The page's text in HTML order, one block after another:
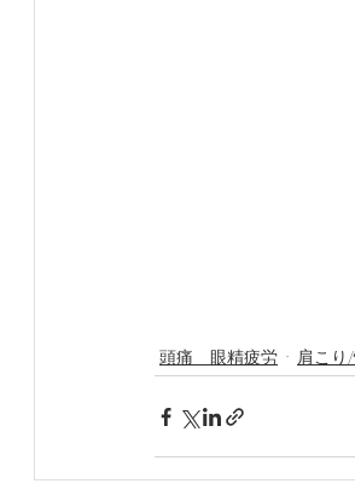
頭痛 眼精疲労 肩こり